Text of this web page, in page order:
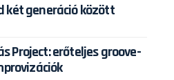
két generáció között
Project: erőteljes groove-